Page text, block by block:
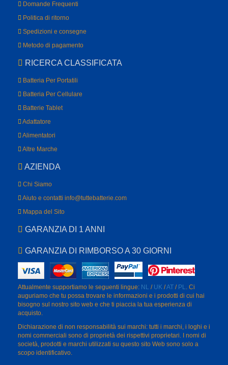
Domande Frequenti
Politica di ritorno
Spedizioni e consegne
Metodo di pagamento
RICERCA CLASSIFICATA
Batteria Per Portatili
Batteria Per Cellulare
Batterie Tablet
Adattatore
Alimentatori
Altre Marche
AZIENDA
Chi Siamo
Aiuto e contatti info@tuttebatterie.com
Mappa del Sito
GARANZIA DI 1 ANNI
GARANZIA DI RIMBORSO A 30 GIORNI
Attualmente supportiamo le seguenti lingue: NL / UK /AT / PL. Ci
auguriamo che tu possa trovare le informazioni e i prodotti di cui hai
bisogno sul nostro sito web e che ti piaccia la tua esperienza di
acquisto.
Dichiarazione di non responsabilità sui marchi: tutti i marchi, i loghi e i
nomi commerciali sono di proprietà dei rispettivi proprietari. I nomi di
società, prodotti e marchi utilizzati su questo sito Web sono solo a
scopo identificativo.